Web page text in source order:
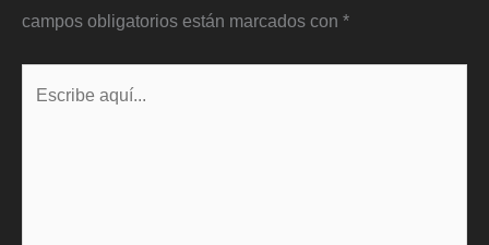
campos obligatorios están marcados con *